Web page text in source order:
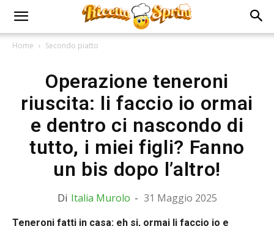
Home Secondo piatto
Operazione teneroni
riuscita: li faccio io ormai
e dentro ci nascondo di
tutto, i miei figli? Fanno
un bis dopo l’altro!
Di Italia Murolo - 31 Maggio 2025
Teneroni fatti in casa: eh si, ormai li faccio io e